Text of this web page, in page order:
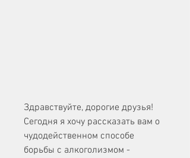
Здравствуйте, дорогие друзья!
Сегодня я хочу рассказать вам о
чудодейственном способе
борьбы с алкоголизмом -